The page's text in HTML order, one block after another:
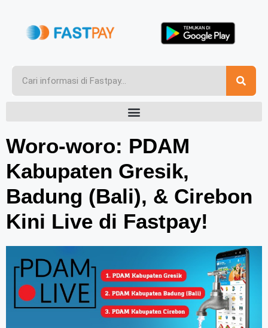
Woro-woro: PDAM
Kabupaten Gresik,
Badung (Bali), & Cirebon
Kini Live di Fastpay!